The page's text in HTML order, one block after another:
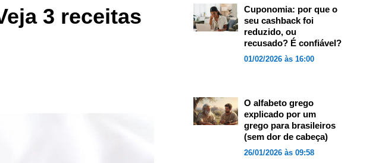
3 receitas
Cuponomia: por que o
seu cashback foi
reduzido, ou
recusado? É confiável?
01/02/2026 às 16:00
O alfabeto grego
explicado por um
grego para brasileiros
(sem dor de cabeça)
26/01/2026 às 09:58